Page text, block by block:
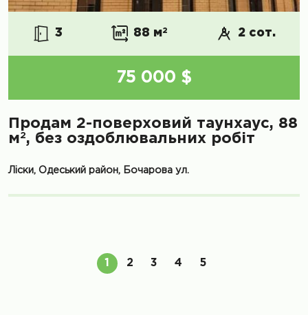
3 88 м2 2 сот.
75 000 $
Продам 2-поверховий таунхаус, 88
м2, без оздоблювальних робіт
Ліски, Одеський район, Бочарова ул.
1 2 3 4 5